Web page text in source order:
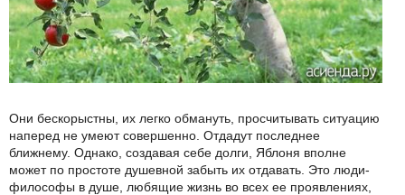
Они бескорыстны, их легко обмануть, просчитывать ситуацию
наперед не умеют совершенно. Отдадут последнее
ближнему. Однако, создавая себе долги, Яблоня вполне
может по простоте душевной забыть их отдавать. Это люди-
философы в душе, любящие жизнь во всех ее проявлениях,